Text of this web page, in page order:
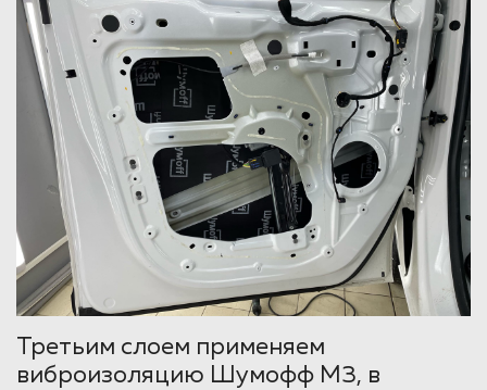
Третьим слоем применяем
виброизоляцию Шумофф М3, в